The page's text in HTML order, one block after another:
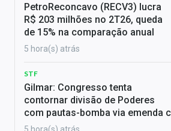
PetroReconcavo (RECV3) lucra
R$ 203 milhões no 2T26, queda
de 15% na comparação anual
5 hora(s) atrás
STF
Gilmar: Congresso tenta
contornar divisão de Poderes
com pautas-bomba via emenda